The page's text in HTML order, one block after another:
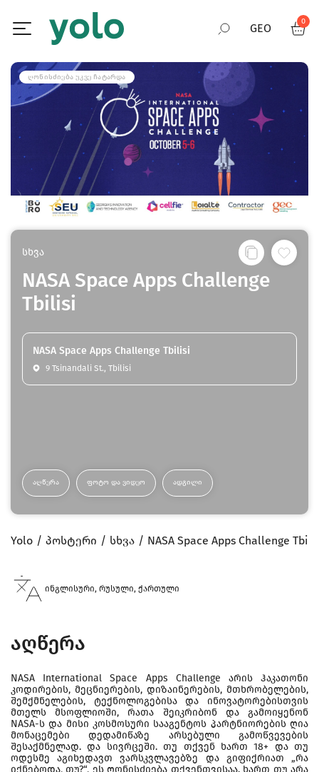
GEO
RUS
ENG
0
ᲦᲝᲜᲘᲡᲫᲘᲔᲑᲐ ᲣᲙᲕᲔ ᲩᲐᲢᲐᲠᲓᲐ
სხვა
NASA Space Apps Challenge
Tbilisi
NASA Space Apps Challenge Tbilisi
9 Tsinandali St., Tbilisi
ᲐᲦᲬᲔᲠᲐ ᲤᲝᲢᲝ ᲓᲐ ᲕᲘᲓᲔᲝ ᲐᲓᲒᲘᲚᲘ
Yolo პოსტერი სხვა NASA Space Apps Challenge
ინგლისური, რუსული, ქართული
აღწერა
NASA International Space Apps Challenge არის ჰაკათონი
კოდირების, მეცნიერების, დიზაინერების, მთხრობელების,
შემქმნელების, ტექნოლოგებისა და ინოვატორებისთვის
მთელს მსოფლიოში, რათა შეიკრიბონ და გამოიყენონ
NASA-ს და მისი კოსმოსური სააგენტოს პარტნიორების ღია
მონაცემები დედამიწაზე არსებული გამოწვევების
შესაქმნელად. და სივრცეში. თუ თქვენ ხართ 18+ და თუ
ოდესმე აგიხედავთ ვარსკვლავებზე და გიფიქრიათ „რა
იქნებოდა, თუ?“, ეს ღონისძიება თქვენთვისაა. ხართ თუ არა